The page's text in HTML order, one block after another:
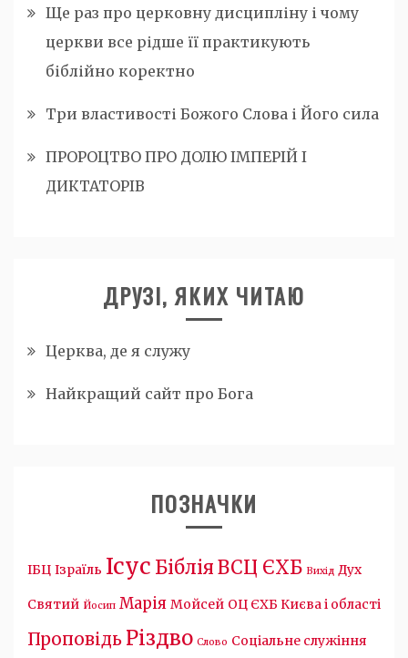
Ще раз про церковну дисципліну і чому
церкви все рідше її практикують
біблійно коректно
Три властивості Божого Слова і Його сила
ПРОРОЦТВО ПРО ДОЛЮ ІМПЕРІЙ І
ДИКТАТОРІВ
ДРУЗІ, ЯКИХ ЧИТАЮ
Церква, де я служу
Найкращий сайт про Бога
ПОЗНАЧКИ
ІБЦ Ізраїль Ісус БібліяВСЦ ЄХБ Вихід Дух
Святий Йосип Марія Мойсей ОЦ ЄХБ Києва і області
Проповідь Різдво Слово Соціальне служіння